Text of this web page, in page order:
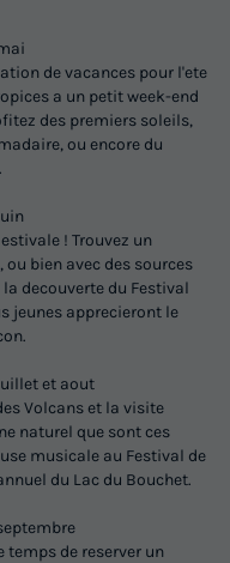
de vacances pour l'ete
a un petit week-end
des premiers soleils,
ou encore du
! Trouvez un
bien avec des sources
decouverte du Festival
jeunes apprecieront le
et aout
Volcans et la visite
naturel que sont ces
musicale au Festival de
du Lac du Bouchet.
temps de reserver un